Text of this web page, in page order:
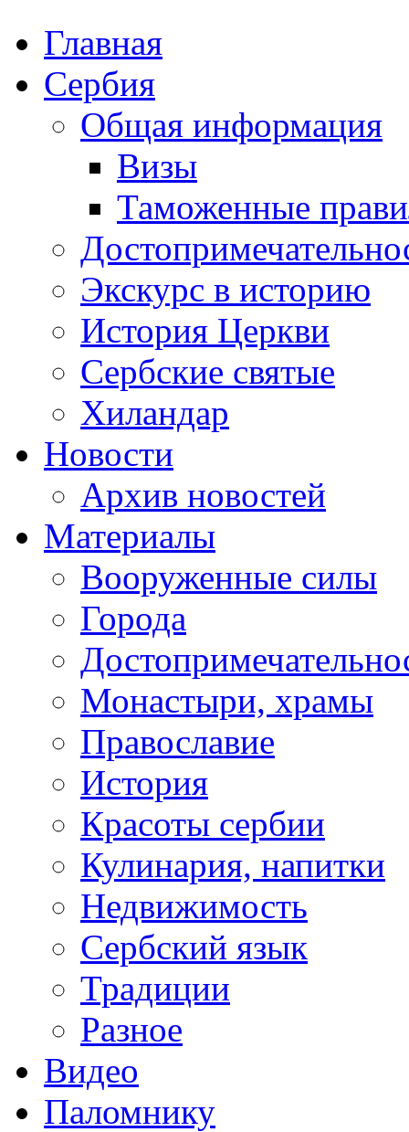
Главная
Сербия
Общая информация
Визы
Таможенные
Экскурс в историю
История Церкви
Сербские святые
Хиландар
Новости
Архив новостей
Материалы
Вооруженные силы
Города
Монастыри, храмы
Православие
История
Красоты сербии
Кулинария, напитки
Недвижимость
Сербский язык
Традиции
Разное
Видео
Паломнику